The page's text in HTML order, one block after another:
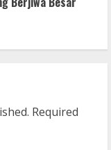
Required